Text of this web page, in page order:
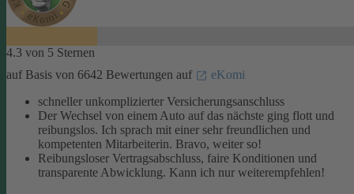
4.3 von 5 Sternen
auf Basis von 6642 Bewertungen auf
eKomi
schneller unkomplizierter Versicherungsanschluss
Der Wechsel von einem Auto auf das nächste ging flott und
reibungslos. Ich sprach mit einer sehr freundlichen und
kompetenten Mitarbeiterin. Bravo, weiter so!
Reibungsloser Vertragsabschluss, faire Konditionen und
transparente Abwicklung. Kann ich nur weiterempfehlen!